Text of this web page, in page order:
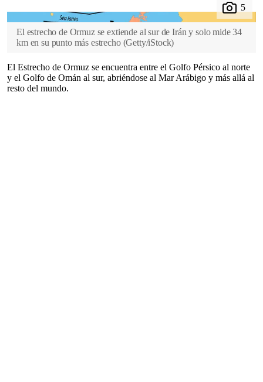
El estrecho de Ormuz se extiende al sur de Irán y solo mide 34
km en su punto más estrecho (Getty/iStock)
El Estrecho de Ormuz se encuentra entre el Golfo Pérsico al norte
y el Golfo de Omán al sur, abriéndose al Mar Arábigo y más allá al
resto del mundo.